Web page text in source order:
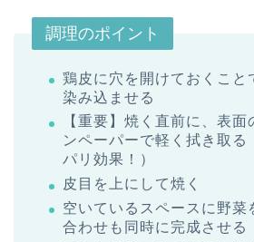
調理のポイント
鶏皮に穴を開けておくこと
染み込ませる
【重要】焼く直前に、表
ンペーパーで軽く拭き取る
パリ効果！）
皮目を上にして焼く
空いているスペースに野菜
合わせも同時に完成させる